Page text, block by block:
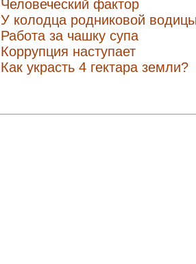
Человеческий фактор
У колодца родниковой
Работа за чашку супа
Коррупция наступает
Как украсть 4 гектара земли?